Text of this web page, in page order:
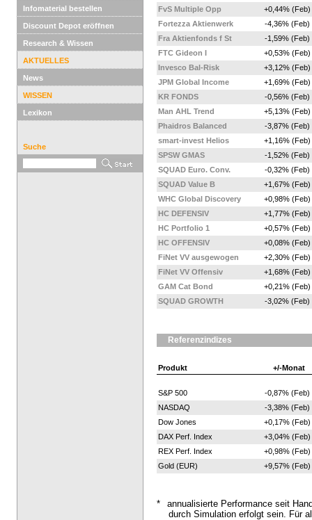
Infomaterial bestellen
Discount Depot eröffnen
Research & Wissen
AKTUELLES
News
WISSEN
Lexikon
Suche
FvS Multiple Opp
+0,44% (Feb)
Fortezza Aktienwerk
-4,36% (Feb)
Fra Aktienfonds f St
-1,59% (Feb)
FTC Gideon I
+0,53% (Feb)
Invesco Bal-Risk
+3,12% (Feb)
JPM Global Income
+1,69% (Feb)
KR FONDS
-0,56% (Feb)
Man AHL Trend
+5,13% (Feb)
Phaidros Balanced
-3,87% (Feb)
smart-invest Helios
+1,16% (Feb)
SPSW GMAS
-1,52% (Feb)
SQUAD Euro. Conv.
-0,32% (Feb)
SQUAD Value B
+1,67% (Feb)
WHC Global Discovery
+0,98% (Feb)
HC DEFENSIV
+1,77% (Feb)
HC Portfolio 1
+0,57% (Feb)
HC OFFENSIV
+0,08% (Feb)
FiNet VV ausgewogen
+2,30% (Feb)
FiNet VV Offensiv
+1,68% (Feb)
GAM Cat Bond
+0,21% (Feb)
SQUAD GROWTH
-3,02% (Feb)
Referenzindizes
Produkt +/-Monat
S&P 500
-0,87% (Feb)
NASDAQ
-3,38% (Feb)
Dow Jones
+0,17% (Feb)
DAX Perf. Index
+3,04% (Feb)
REX Perf. Index
+0,98% (Feb)
Gold (EUR)
+9,57% (Feb)
*
annualisierte Performance seit
durch Simulation erfolgt sein. Für